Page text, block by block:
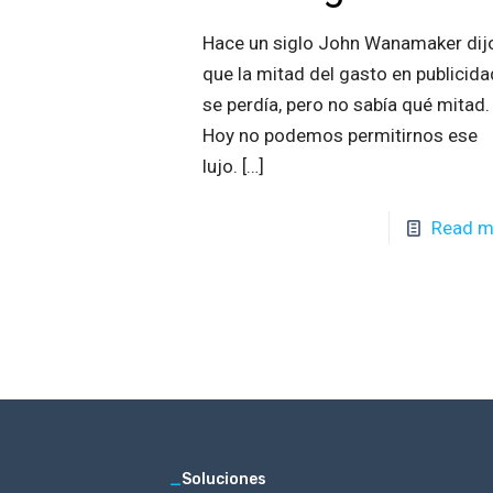
Hace un siglo John Wanamaker
que la mitad del gasto en
se perdía, pero no sabía qué mitad.
Hoy no podemos permitirnos ese
lujo. […]
Read
_Soluciones